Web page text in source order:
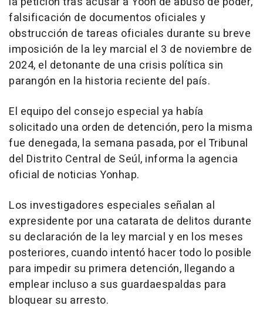
falsificación de documentos oficiales y
obstrucción de tareas oficiales durante su breve
imposición de la ley marcial el 3 de noviembre de
2024, el detonante de una crisis política sin
parangón en la historia reciente del país.
El equipo del consejo especial ya había
solicitado una orden de detención, pero la misma
fue denegada, la semana pasada, por el Tribunal
del Distrito Central de Seúl, informa la agencia
oficial de noticias Yonhap.
Los investigadores especiales señalan al
expresidente por una catarata de delitos durante
su declaración de la ley marcial y en los meses
posteriores, cuando intentó hacer todo lo posible
para impedir su primera detención, llegando a
emplear incluso a sus guardaespaldas para
bloquear su arresto.